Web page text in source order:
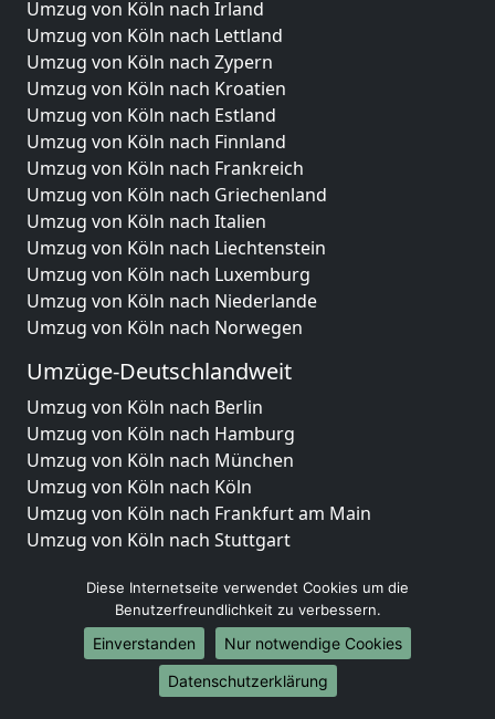
Umzug von Köln nach Irland
Umzug von Köln nach Lettland
Umzug von Köln nach Zypern
Umzug von Köln nach Kroatien
Umzug von Köln nach Estland
Umzug von Köln nach Finnland
Umzug von Köln nach Frankreich
Umzug von Köln nach Griechenland
Umzug von Köln nach Italien
Umzug von Köln nach Liechtenstein
Umzug von Köln nach Luxemburg
Umzug von Köln nach Niederlande
Umzug von Köln nach Norwegen
Umzüge-Deutschlandweit
Umzug von Köln nach Berlin
Umzug von Köln nach Hamburg
Umzug von Köln nach München
Umzug von Köln nach Köln
Umzug von Köln nach Frankfurt am Main
Umzug von Köln nach Stuttgart
Umzug von Köln nach Leipzig
Umzug von Köln nach Dortmund
Umzug von Köln nach Essen
Umzug von Köln nach Bremen
Umzug von Köln nach Dresden
Diese Internetseite verwendet Cookies um die
Benutzerfreundlichkeit zu verbessern.
Einverstanden
Nur notwendige Cookies
Datenschutzerklärung